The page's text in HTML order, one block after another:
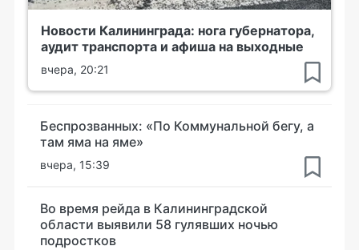
Новости Калининграда: нога губернатора,
аудит транспорта и афиша на выходные
вчера, 20:21
Беспрозванных: «По Коммунальной бегу, а
там яма на яме»
вчера, 15:39
Во время рейда в Калининградской
области выявили 58 гулявших ночью
подростков